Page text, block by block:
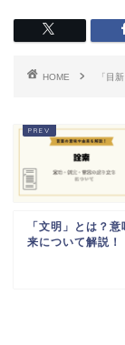
HOME 「目
「文明」とは？
来について解説！